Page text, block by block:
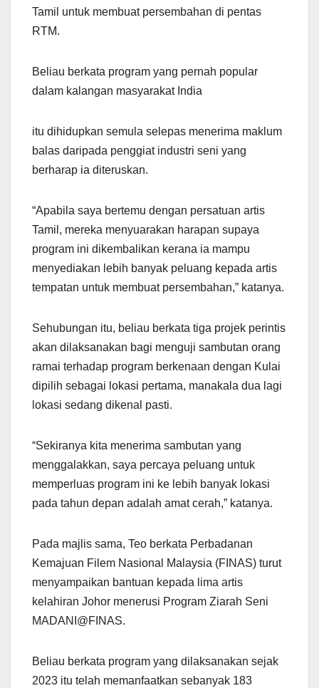
Tamil untuk membuat persembahan di pentas
RTM.
Beliau berkata program yang pernah popular
dalam kalangan masyarakat India
itu dihidupkan semula selepas menerima maklum
balas daripada penggiat industri seni yang
berharap ia diteruskan.
“Apabila saya bertemu dengan persatuan artis
Tamil, mereka menyuarakan harapan supaya
program ini dikembalikan kerana ia mampu
menyediakan lebih banyak peluang kepada artis
tempatan untuk membuat persembahan,” katanya.
Sehubungan itu, beliau berkata tiga projek perintis
akan dilaksanakan bagi menguji sambutan orang
ramai terhadap program berkenaan dengan Kulai
dipilih sebagai lokasi pertama, manakala dua lagi
lokasi sedang dikenal pasti.
“Sekiranya kita menerima sambutan yang
menggalakkan, saya percaya peluang untuk
memperluas program ini ke lebih banyak lokasi
pada tahun depan adalah amat cerah,” katanya.
Pada majlis sama, Teo berkata Perbadanan
Kemajuan Filem Nasional Malaysia (FINAS) turut
menyampaikan bantuan kepada lima artis
kelahiran Johor menerusi Program Ziarah Seni
MADANI@FINAS.
Beliau berkata program yang dilaksanakan sejak
2023 itu telah memanfaatkan sebanyak 183